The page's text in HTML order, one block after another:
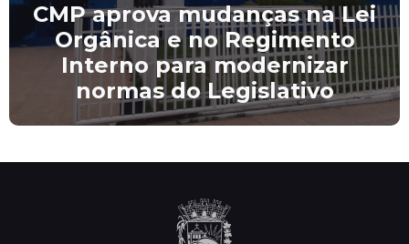
CMP aprova mudanças na Lei
Orgânica e no Regimento
Interno para modernizar
normas do Legislativo